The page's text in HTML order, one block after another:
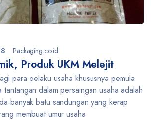
Packaging.co.id
Produk UKM Melejit
para pelaku usaha khususnya pemula
tantangan dalam persaingan usaha adalah
banyak batu sandungan yang kerap
membuat umur usaha